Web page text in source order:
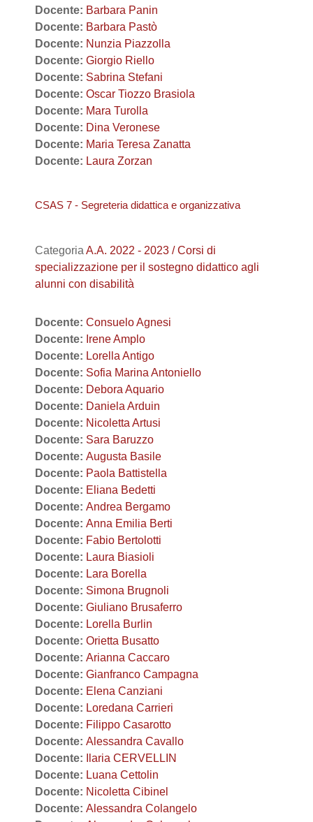
Docente: Barbara Panin
Docente: Barbara Pastò
Docente: Nunzia Piazzolla
Docente: Giorgio Riello
Docente: Sabrina Stefani
Docente: Oscar Tiozzo Brasiola
Docente: Mara Turolla
Docente: Dina Veronese
Docente: Maria Teresa Zanatta
Docente: Laura Zorzan
CSAS 7 - Segreteria didattica e organizzativa
Categoria A.A. 2022 - 2023 / Corsi di
specializzazione per il sostegno didattico agli
alunni con disabilità
Docente: Consuelo Agnesi
Docente: Irene Amplo
Docente: Lorella Antigo
Docente: Sofia Marina Antoniello
Docente: Debora Aquario
Docente: Daniela Arduin
Docente: Nicoletta Artusi
Docente: Sara Baruzzo
Docente: Augusta Basile
Docente: Paola Battistella
Docente: Eliana Bedetti
Docente: Andrea Bergamo
Docente: Anna Emilia Berti
Docente: Fabio Bertolotti
Docente: Laura Biasioli
Docente: Lara Borella
Docente: Simona Brugnoli
Docente: Giuliano Brusaferro
Docente: Lorella Burlin
Docente: Orietta Busatto
Docente: Arianna Caccaro
Docente: Gianfranco Campagna
Docente: Elena Canziani
Docente: Loredana Carrieri
Docente: Filippo Casarotto
Docente: Alessandra Cavallo
Docente:
Ilaria CERVELLIN
Docente: Luana Cettolin
Docente: Nicoletta Cibinel
Docente: Alessandra Colangelo